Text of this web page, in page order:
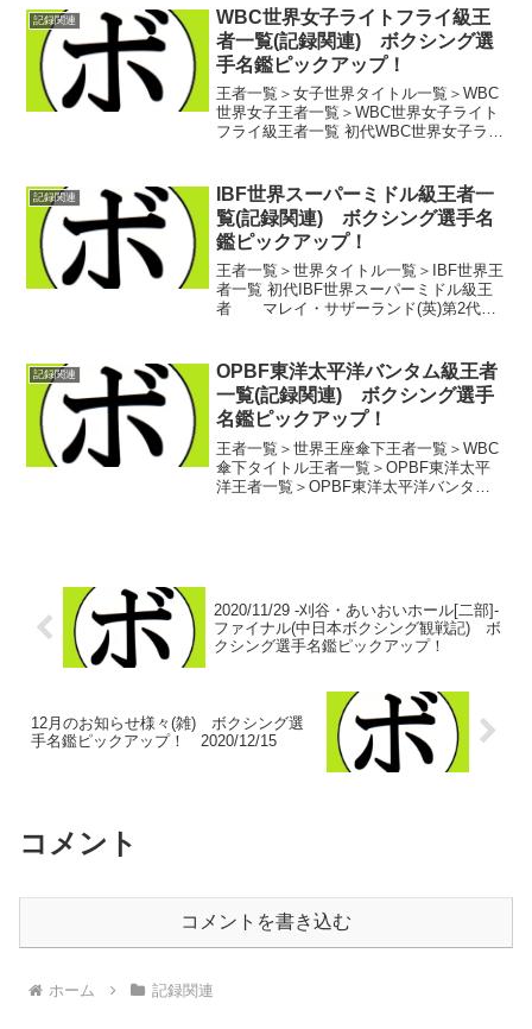
ェザー級王者 小林 弘(中村)第4代W...
記録関連
WBC世界女子ライトフライ級王
者一覧(記録関連) ボクシング選
手名鑑ピックアップ！
王者一覧＞女子世界タイトル一覧＞WBC
世界女子王者一覧＞WBC世界女子ライト
フライ級王者一覧 初代WBC世界女子ライ
者 カリーナ・モレノ(米)第2代WBC世
界女子...
記録関連
IBF世界スーパーミドル級王者一
覧(記録関連) ボクシング選手名
鑑ピックアップ！
王者一覧＞世界タイトル一覧＞IBF世界王
者一覧 初代IBF世界スーパーミドル級王
者 マレイ・サザーランド(英)第2代
ドル級王者 グラシアノ・ロッシジャー
ニ...
記録関連
OPBF東洋太平洋バンタム級王者
一覧(記録関連) ボクシング選手
名鑑ピックアップ！
王者一覧＞世界王座傘下王者一覧＞WBC
傘下タイトル王者一覧＞OPBF東洋太平
洋王者一覧＞OPBF東洋太平洋バンタム
2020/11/29 -刈谷・あいおいホール[二部]-
ファイナル(中日本ボクシング観戦記) ボ
クシング選手名鑑ピックアップ！
12月のお知らせ様々(雑) ボクシング選
手名鑑ピックアップ！ 2020/12/15
コメント
コメントを書き込む
ホーム 記録関連